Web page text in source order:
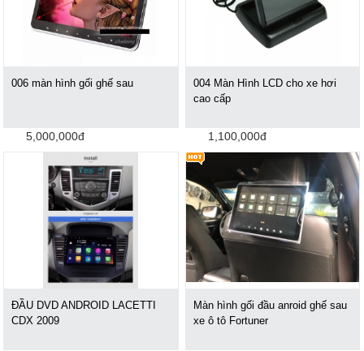
006 màn hình gối ghế sau
5,000,000đ
004 Màn Hình LCD cho xe hơi
cao cấp
1,100,000đ
ĐẦU DVD ANDROID LACETTI
CDX 2009
Màn hình gối đầu anroid ghế sau
xe ô tô Fortuner